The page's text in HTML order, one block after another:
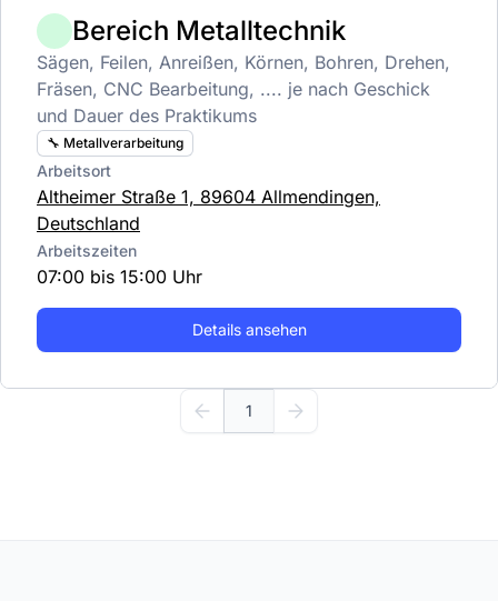
Bereich Metalltechnik
Sägen, Feilen, Anreißen, Körnen, Bohren, Drehen,
Fräsen, CNC Bearbeitung, .... je nach Geschick
und Dauer des Praktikums
🔧 Metallverarbeitung
Arbeitsort
Altheimer Straße 1, 89604 Allmendingen,
Deutschland
Arbeitszeiten
07:00 bis 15:00 Uhr
Details ansehen
1